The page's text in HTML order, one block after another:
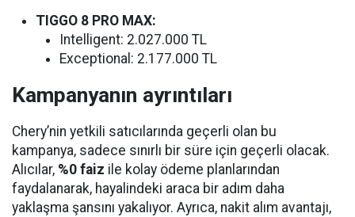
TIGGO 8 PRO MAX:
Intelligent: 2.027.000 TL
Exceptional: 2.177.000 TL
Kampanyanın ayrıntıları
Chery’nin yetkili satıcılarında geçerli olan bu
kampanya, sadece sınırlı bir süre için geçerli olacak.
Alıcılar, %0 faiz ile kolay ödeme planlarından
faydalanarak, hayalindeki araca bir adım daha
yaklaşma şansını yakalıyor. Ayrıca, nakit alım avantajı,